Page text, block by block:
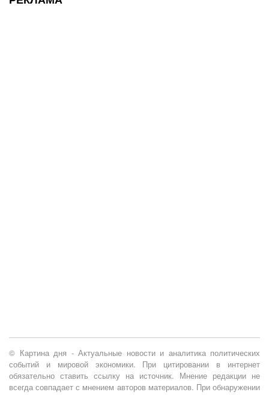
© Картина дня - Актуальные новости и аналитика политических
событий и мировой экономики. При цитировании в интернет
обязательно ставить ссылку на источник. Мнение редакции не
всегда совпадает с мнением авторов материалов. При обнаружении